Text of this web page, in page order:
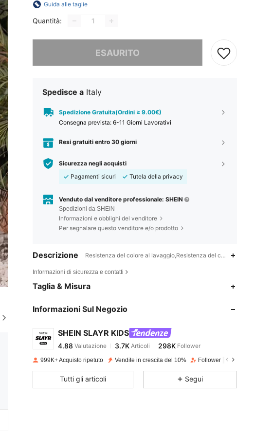
Guida alle taglie
Quantità:
ESAURITO
Spedisce a Italy
Spedizione Gratuita(Ordini ≥ 9.00€)
Consegna prevista: 6-11 Giorni Lavorativi
Resi gratuiti entro 30 giorni
Sicurezza negli acquisti
Pagamenti sicuri
Tutela della privacy
Venduto dal venditore professionale: SHEIN
Spedizioni da SHEIN
Informazioni e obblighi del venditore
Per segnalare questo venditore e/o prodotto
Descrizione Resistenza del colore al lavaggio,Resistenza del colore allo
Informazioni di sicurezza e contatti
Taglia & Misura
Informazioni Sul Negozio
SHEIN SLAYR KIDS
4.88 3.7K
4.88 Valutazione 3.7KArticoli 298K
m***opagato1 giorno fa
999K+ Acquisto ripetuto Vendite in crescita del 10% Follower in crescita del 24%
Tutti gli articoli Segui